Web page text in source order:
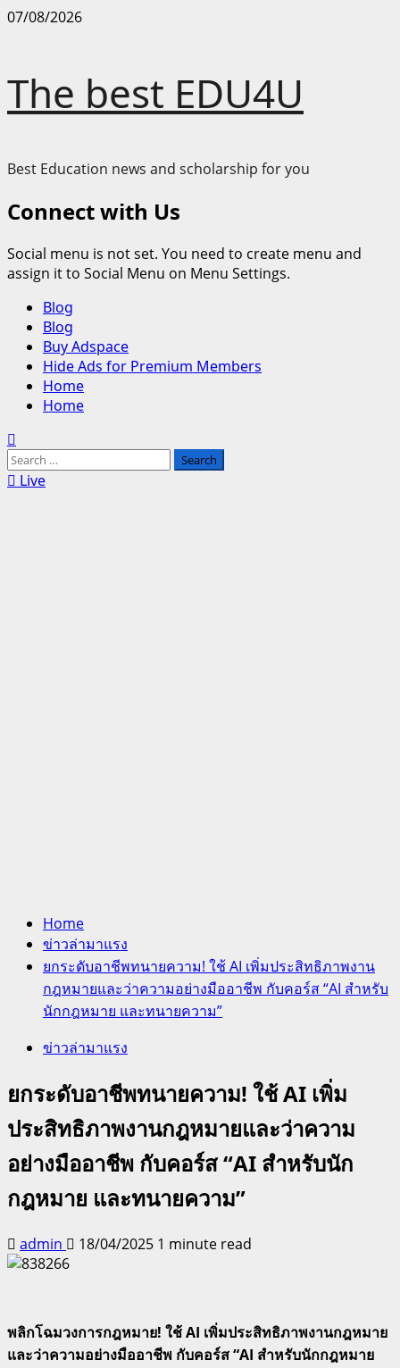
Skip
07/08/2026
The best EDU4U
Best Education news and scholarship for you
Connect with Us
Social menu is not set. You need to create menu and
assign it to Social Menu on Menu Settings.
Primary
Menu
Blog
Blog
Buy Adspace
Hide Ads for Premium Members
Home
Home
Search
for:Live
Home
ข่าวล่ามาแรง
ยกระดับอาชีพทนายความ! ใช้ AI เพิ่มประสิทธิภาพงาน
กฎหมายและว่าความอย่างมืออาชีพ กับคอร์ส “AI สำหรับ
นักกฎหมาย และทนายความ”
ข่าวล่ามาแรง
ยกระดับอาชีพทนายความ! ใช้ AI เพิ่ม
ประสิทธิภาพงานกฎหมายและว่าความ
อย่างมืออาชีพ กับคอร์ส “AI สำหรับนัก
กฎหมาย และทนายความ”
admin 18/04/2025 1 minute read
พลิกโฉมวงการกฎหมาย! ใช้ AI เพิ่มประสิทธิภาพงานกฎหมาย
และว่าความอย่างมืออาชีพ กับคอร์ส “AI สำหรับนักกฎหมาย